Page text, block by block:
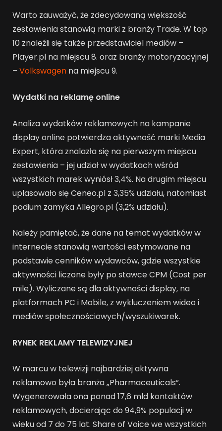
Warto zauważyć, że zdecydowaną większość
zestawienia stanowią marki z branży Trade. W top
10 znaleźli się także przedstawiciel mediów –
Player.pl na miejscu 8. oraz branży motoryzacyjnej
– Volkswagen na miejscu 9.
Wydatki na reklamę online
Analiza wydatków reklamowych na kampanie
display online potwierdza aktywność marki Media
Expert, która znalazła się na pierwszym miejscu
zestawienia – jej udział w wydatkach wśród
wszystkich marek wyniósł 3,4%. Na drugim miejscu
uplasowało się Ceneo.pl z 3,35% udziału, natomiast
podium zamyka Allegro.pl (3,2% udziału).
Należy pamiętać, że dane na temat wydatków w
internecie stanowią wartości estymowane na
podstawie cenników wydawców, gdzie wszystkie
aktywności liczone były po stawce CPM (Cost per
mile). Wyliczane są dla aktywności display, na
platformach PC i Mobile, z wykluczeniem wideo i
mediów społecznościowych/wyszukiwarek.
RYNEK REKLAMY TELEWIZYJNEJ
W marcu w telewizji najbardziej aktywna
reklamowo była branża „Pharmaceuticals”.
Wygenerowała ona ponad 17,6 mld kontaktów
reklamowych, docierając do 94,9% populacji w
wieku od 7 do 75 lat. Share of Voice we wszystkich